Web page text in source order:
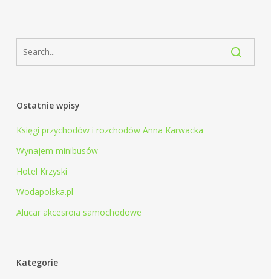
Ostatnie wpisy
Księgi przychodów i rozchodów Anna Karwacka
Wynajem minibusów
Hotel Krzyski
Wodapolska.pl
Alucar akcesroia samochodowe
Kategorie